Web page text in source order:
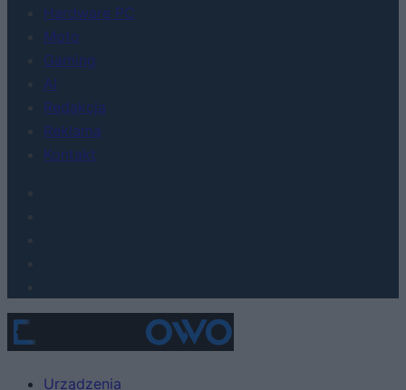
Hardware PC
Moto
Gaming
AI
Redakcja
Reklama
Kontakt
Urządzenia